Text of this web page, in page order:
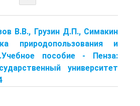
В.В., Грузин Д.П., Симакин
природопользования и
пособие - Пенза:
университет